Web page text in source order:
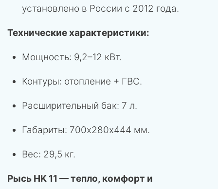
установлено в России с 2012 года.
Технические характеристики:
Мощность: 9,2–12 кВт.
Контуры: отопление + ГВС.
Расширительный бак: 7 л.
Габариты: 700х280х444 мм.
Вес: 29,5 кг.
Рысь HK 11 — тепло, комфорт и